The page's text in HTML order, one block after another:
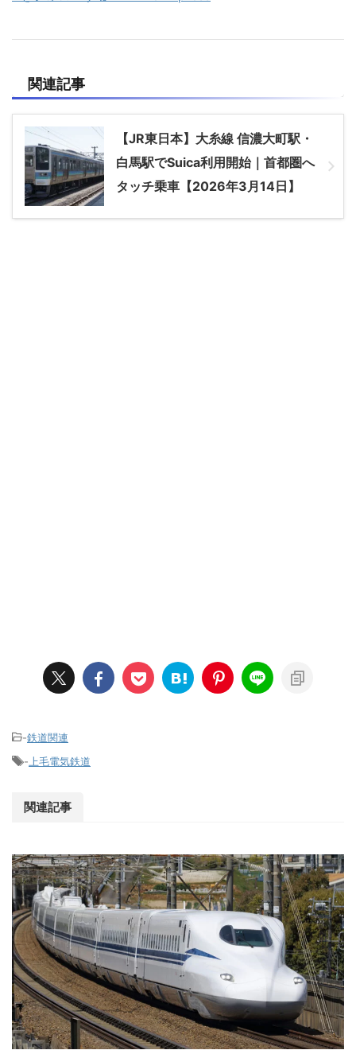
関連記事
【JR東日本】大糸線 信濃大町駅・
白馬駅でSuica利用開始｜首都圏へ
タッチ乗車【2026年3月14日】
-鉄道関連
- 上毛電気鉄道
関連記事